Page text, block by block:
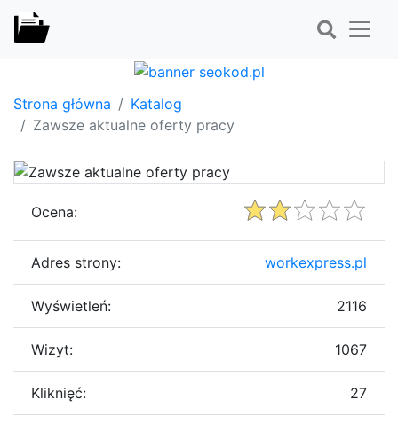
Strona główna
Katalog
Zawsze aktualne oferty pracy
Ocena:
Adres strony: workexpress.pl
Wyświetleń: 2116
Wizyt: 1067
Kliknięć: 27